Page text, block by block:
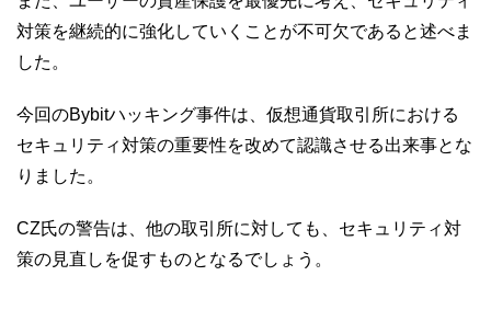
対策を継続的に強化していくことが不可欠であると述べま
した。
今回のBybitハッキング事件は、仮想通貨取引所における
セキュリティ対策の重要性を改めて認識させる出来事とな
りました。
CZ氏の警告は、他の取引所に対しても、セキュリティ対
策の見直しを促すものとなるでしょう。